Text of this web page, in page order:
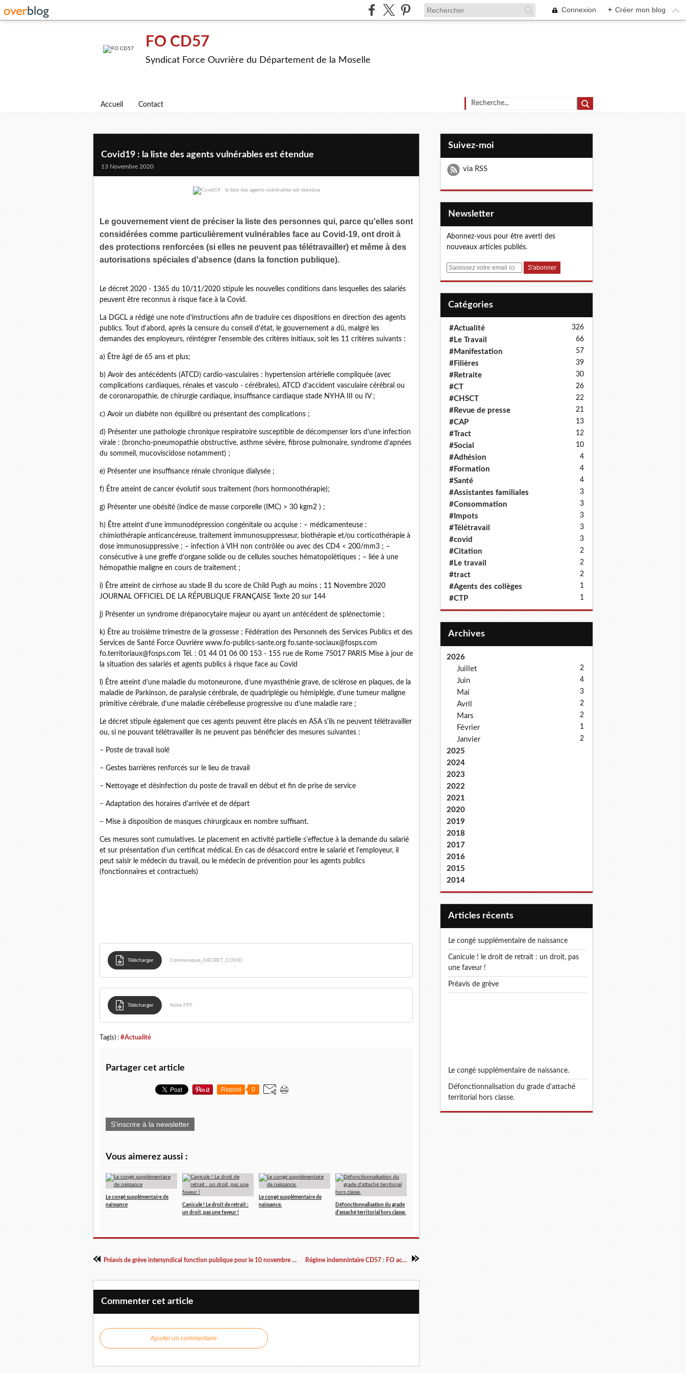
Connexion + Créer mon blog
FO CD57
Syndicat Force Ouvrière du Département de la Moselle
Accueil Contact
Covid19 : la liste des agents vulnérables est étendue
13 Novembre 2020
Le gouvernement vient de préciser la liste des personnes qui, parce qu'elles sont
considérées comme particulièrement vulnérables face au Covid-19, ont droit à
des protections renforcées (si elles ne peuvent pas télétravailler) et même à des
autorisations spéciales d'absence (dans la fonction publique).
Le décret 2020 - 1365 du 10/11/2020 stipule les nouvelles conditions dans lesquelles des salariés
peuvent être reconnus à risque face à la Covid.
La DGCL a rédigé une note d'instructions afin de traduire ces dispositions en direction des agents
publics. Tout d'abord, après la censure du conseil d'état, le gouvernement a dû, malgré les
demandes des employeurs, réintégrer l'ensemble des critères initiaux, soit les 11 critères suivants :
a) Être âgé de 65 ans et plus;
b) Avoir des antécédents (ATCD) cardio-vasculaires : hypertension artérielle compliquée (avec
complications cardiaques, rénales et vasculo - cérébrales), ATCD d’accident vasculaire cérébral ou
de coronaropathie, de chirurgie cardiaque, insuffisance cardiaque stade NYHA III ou IV ;
c) Avoir un diabète non équilibré ou présentant des complications ;
d) Présenter une pathologie chronique respiratoire susceptible de décompenser lors d’une infection
virale : (broncho-pneumopathie obstructive, asthme sévère, fibrose pulmonaire, syndrome d’apnées
du sommeil, mucoviscidose notamment) ;
e) Présenter une insuffisance rénale chronique dialysée ;
f) Être atteint de cancer évolutif sous traitement (hors hormonothérapie);
g) Présenter une obésité (indice de masse corporelle (IMC) > 30 kgm2 ) ;
h) Être atteint d’une immunodépression congénitale ou acquise : – médicamenteuse :
chimiothérapie anticancéreuse, traitement immunosuppresseur, biothérapie et/ou corticothérapie à
dose immunosuppressive ; – infection à VIH non contrôlée ou avec des CD4 < 200/mm3 ; –
consécutive à une greffe d’organe solide ou de cellules souches hématopoïétiques ; – liée à une
hémopathie maligne en cours de traitement ;
i) Être atteint de cirrhose au stade B du score de Child Pugh au moins ; 11 Novembre 2020
JOURNAL OFFICIEL DE LA RÉPUBLIQUE FRANÇAISE Texte 20 sur 144
j) Présenter un syndrome drépanocytaire majeur ou ayant un antécédent de splénectomie ;
k) Être au troisième trimestre de la grossesse ; Fédération des Personnels des Services Publics et des
Services de Santé Force Ouvrière www.fo-publics-sante.org fo.sante-sociaux@fosps.com
fo.territoriaux@fosps.com Tél. : 01 44 01 06 00 153 - 155 rue de Rome 75017 PARIS Mise à jour de
la situation des salariés et agents publics à risque face au Covid
l) Être atteint d’une maladie du motoneurone, d’une myasthénie grave, de sclérose en plaques, de la
maladie de Parkinson, de paralysie cérébrale, de quadriplégie ou hémiplégie, d’une tumeur maligne
primitive cérébrale, d’une maladie cérébelleuse progressive ou d’une maladie rare ;
Le décret stipule également que ces agents peuvent être placés en ASA s'ils ne peuvent télétravailler
ou, si ne pouvant télétravailler ils ne peuvent pas bénéficier des mesures suivantes :
− Poste de travail isolé
− Gestes barrières renforcés sur le lieu de travail
− Nettoyage et désinfection du poste de travail en début et fin de prise de service
− Adaptation des horaires d'arrivée et de départ
− Mise à disposition de masques chirurgicaux en nombre suffisant.
Ces mesures sont cumulatives. Le placement en activité partielle s'effectue à la demande du salarié
et sur présentation d'un certificat médical. En cas de désaccord entre le salarié et l'employeur, il
peut saisir le médecin du travail, ou le médecin de prévention pour les agents publics
(fonctionnaires et contractuels)
Télécharger Communiqué_DECRET_COVID
Télécharger Note FPT
Tag(s) : #Actualité
Partager cet article
Repost 0
S'inscrire à la newsletter
Vous aimerez aussi :
Le congé supplémentaire de
naissance
Canicule ! Le droit de retrait :
un droit, pas une faveur !
Le congé supplémentaire de
naissance.
Défonctionnalisation du grade
d'attaché territorial hors classe.
Préavis de grève intersyndical fonction publique pour le 10 novembre 2020 Régime indemnintaire CD57 : FO acte 2
Commenter cet article
Ajouter un commentaire
Suivez-moi
via RSS
Newsletter
Abonnez-vous pour être averti des
nouveaux articles publiés.
E
Catégories
#Actualité 326
#Le Travail 66
#Manifestation 57
#Filières 39
#Retraite 30
#CT 26
#CHSCT 22
#Revue de presse 21
#CAP 13
#Tract 12
#Social 10
#Adhésion 4
#Formation 4
#Santé 4
#Assistantes familiales 3
#Consommation 3
#Impots 3
#Télétravail 3
#covid 3
#Citation 2
#Le travail 2
#tract 2
#Agents des collèges 1
#CTP 1
Archives
2026
Juillet
2
Juin 4
Mai 3
Avril 2
Mars 2
Février 1
Janvier 2
2025
2024
2023
2022
2021
2020
2019
2018
2017
2016
2015
2014
articles récents
le congé supplémentaire de naissance
canicule ! le droit de retrait : un droit, pas
une faveur !
préavis de grève
le congé supplémentaire de naissance.
défonctionnalisation du grade d'attaché
territorial hors classe.